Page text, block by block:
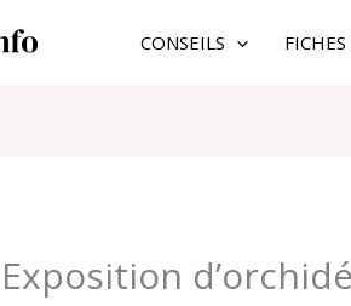
CONSEILS
Exposition